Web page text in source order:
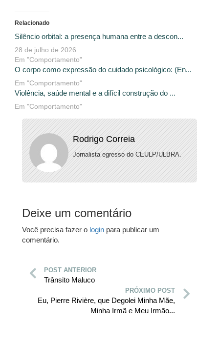
Relacionado
Silêncio orbital: a presença humana entre a descon...
28 de julho de 2026
Em "Comportamento"
O corpo como expressão do cuidado psicológico: (En...
Em "Comportamento"
Violência, saúde mental e a difícil construção do ...
Em "Comportamento"
Rodrigo Correia
Jornalista egresso do CEULP/ULBRA.
Deixe um comentário
Você precisa fazer o login para publicar um
comentário.
POST ANTERIOR
Trânsito Maluco
PRÓXIMO POST
Eu, Pierre Rivière, que Degolei Minha Mãe,
Minha Irmã e Meu Irmão...